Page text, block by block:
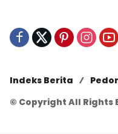
Indeks Berita
© Copyright All Rights